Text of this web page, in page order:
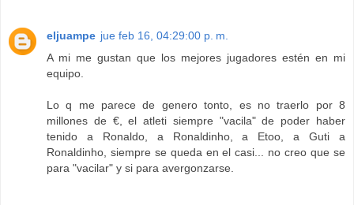
eljuampe jue feb 16, 04:29:00 p. m.
A mi me gustan que los mejores jugadores estén en mi
equipo.
Lo q me parece de genero tonto, es no traerlo por 8
millones de €, el atleti siempre "vacila" de poder haber
tenido a Ronaldo, a Ronaldinho, a Etoo, a Guti a
Ronaldinho, siempre se queda en el casi... no creo que se
para "vacilar" y si para avergonzarse.